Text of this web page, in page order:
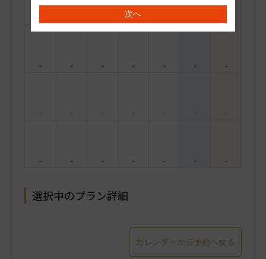
次へ
-
- - - - - - -
- - - - - - -
- - - - - - -
選択中のプラン詳細
カレンダーから予約へ戻る